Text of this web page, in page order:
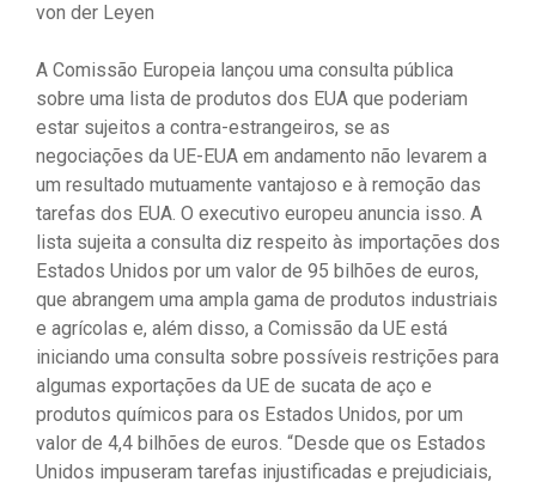
von der Leyen
A Comissão Europeia lançou uma consulta pública
sobre uma lista de produtos dos EUA que poderiam
estar sujeitos a contra-estrangeiros, se as
negociações da UE-EUA em andamento não levarem a
um resultado mutuamente vantajoso e à remoção das
tarefas dos EUA. O executivo europeu anuncia isso. A
lista sujeita a consulta diz respeito às importações dos
Estados Unidos por um valor de 95 bilhões de euros,
que abrangem uma ampla gama de produtos industriais
e agrícolas e, além disso, a Comissão da UE está
iniciando uma consulta sobre possíveis restrições para
algumas exportações da UE de sucata de aço e
produtos químicos para os Estados Unidos, por um
valor de 4,4 bilhões de euros. “Desde que os Estados
Unidos impuseram tarefas injustificadas e prejudiciais,